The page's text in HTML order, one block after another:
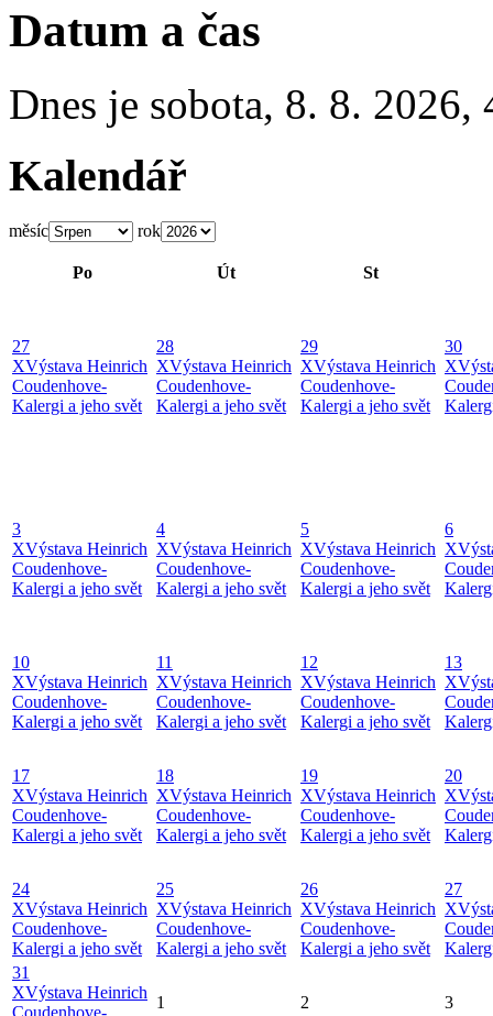
Datum a čas
Dnes je sobota, 8. 8. 2026,
Kalendář
měsíc rok
Po Út St
27
XVýstava Heinrich
Coudenhove-
Kalergi a jeho svět
28
XVýstava Heinrich
Coudenhove-
Kalergi a jeho svět
29
XVýstava Heinrich
Coudenhove-
Kalergi a jeho svět
30
X
3
XVýstava Heinrich
Coudenhove-
Kalergi a jeho svět
4
XVýstava Heinrich
Coudenhove-
Kalergi a jeho svět
5
XVýstava Heinrich
Coudenhove-
Kalergi a jeho svět
6
X
10
XVýstava Heinrich
Coudenhove-
Kalergi a jeho svět
11
XVýstava Heinrich
Coudenhove-
Kalergi a jeho svět
12
XVýstava Heinrich
Coudenhove-
Kalergi a jeho svět
13
X
17
XVýstava Heinrich
Coudenhove-
Kalergi a jeho svět
18
XVýstava Heinrich
Coudenhove-
Kalergi a jeho svět
19
XVýstava Heinrich
Coudenhove-
Kalergi a jeho svět
20
X
24
XVýstava Heinrich
Coudenhove-
Kalergi a jeho svět
25
XVýstava Heinrich
Coudenhove-
Kalergi a jeho svět
26
XVýstava Heinrich
Coudenhove-
Kalergi a jeho svět
27
X
31
XVýstava Heinrich
1 2 3